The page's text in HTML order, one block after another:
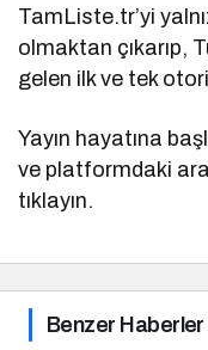
TamListe.tr’yi
olmaktan çıkarıp,
gelen ilk ve tek
Yayın hayatına
ve platformdaki
tıklayın.
Benzer Haberler